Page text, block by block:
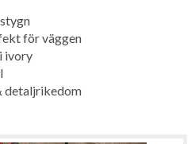
för väggen
ivory
detaljrikedom